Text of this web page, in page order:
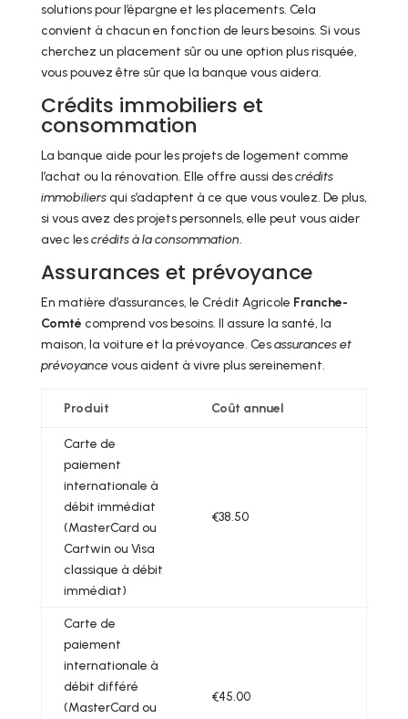
solutions pour l’épargne et les placements. Cela
convient à chacun en fonction de leurs besoins. Si vous
cherchez un placement sûr ou une option plus risquée,
vous pouvez être sûr que la banque vous aidera.
Crédits immobiliers et
consommation
La banque aide pour les projets de logement comme
l’achat ou la rénovation. Elle offre aussi descrédits
immobiliersqui s’adaptent à ce que vous voulez. De plus,
si vous avez des projets personnels, elle peut vous aider
avec lescrédits à la consommation.
Assurances et prévoyance
En matière d’assurances, le Crédit Agricole Franche-
Comté comprend vos besoins. Il assure la santé, la
maison, la voiture et la prévoyance. Cesassurances et
prévoyancevous aident à vivre plus sereinement.
Produit Coût annuel
Carte de
paiement
internationale à
débit immédiat
(MasterCard ou
Cartwin ou Visa
classique à débit
immédiat)
€38.50
Carte de
paiement
internationale à
débit différé
(MasterCard ou
€45.00